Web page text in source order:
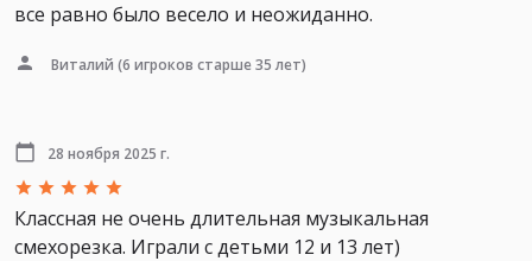
все равно было весело и неожиданно.
Виталий (6 игроков старше 35 лет)
28 ноября 2025 г.
Классная не очень длительная музыкальная
смехорезка. Играли с детьми 12 и 13 лет)